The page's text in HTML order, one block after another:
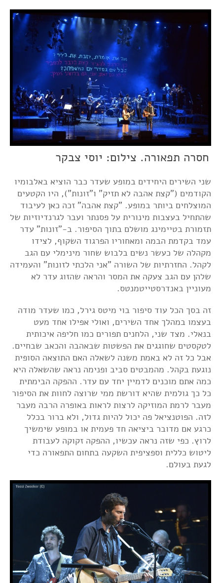
חסרה תפאורה. צילום: יוסי צבקר
שני השירים היחידים במופע שעדר כבר הוציא באלבומיו
הקודמים ("קצת אהבה לא תזיק" ו"זונות"), היו הקטעים
המוצלחים ביותר במופע. "קצת אהבה" זכה כאן לעיבוד
שהתחיל בעצבות מינורית על פסנתר ועבר לגרנדיוזיות של
תזמורת בטיימינג מושלם בתוך הסיפור. ב-"זונות" עדר
עמד בקדמת הבמה ומאחוריו הפרגוד השקוף, לצידו
מקהלה של כעשר נשים בלבוש שחור מינימלי עם הגב
לקהל. החזרתיות של השורה "אני הלכתי לזונות" והעמידה
שלהן עם הגב צעקה את המסר והראה שהזוג עדר לא
מעוניין באנדרסטייטמנטס.
זה בסך הכל עוד סיפור בוי מיטס גירל, כמו שעדר מודה
בעצמו במהלך אחד השירים, ואולי אפילו אחד מעט
בנאלי. מצד שני, הלחנים תפורים כמו חליפה איכותית
לטקסטים שחוגגים את הפשטות שבאהבה והכאב שבחיים.
אבל כל זה לא באמת משנה לשאלה האם התוצאה הסופית
נוגעת בקהל. מהמבטים סביב ופנימה נראה שהשאלה היא
כמה אתם מוכנים לדמיין יחד עם עדר. ההפקה הבימתית
כל כך גולמית שהיא דורשת ממי שרוצה לחוות את הסיפור
מעבר לרמת המוזיקה לרצות לראות באופרה הרבה מעבר
לזה. הפוטנציאל פה יכול להיות גדול, ולא ברור בכלל
כרגע אם מדובר ביציאה חד פעמית או במופע שימשיך
לרוץ. כפי שזה נראה עכשיו, ההפקה זקוקה לעבודת
ליטוש כללית וספציפית השקעה בתחום התפאורה כדי
לגעת בעולם.